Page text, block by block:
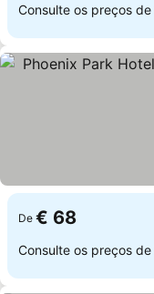
Consulte os preços de
De € 68
Consulte os preços de